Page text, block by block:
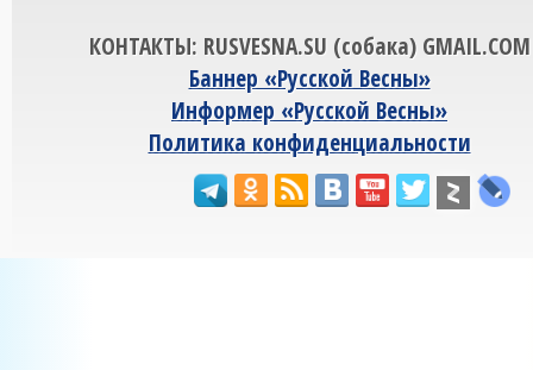
КОНТАКТЫ: RUSVESNA.SU (собака) GMAIL.COM
Баннер «Русской Весны»
Информер «Русской Весны»
Политика конфиденциальности